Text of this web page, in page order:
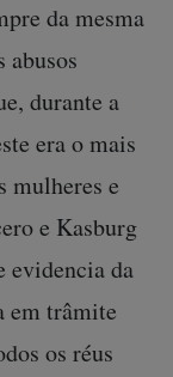
da mesma
abusos
durante a
era o mais
mulheres e
e Kasburg
evidencia da
em trâmite
os réus